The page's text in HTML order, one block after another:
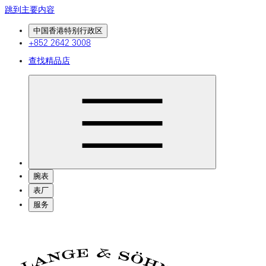
跳到主要内容
中国香港特别行政区
+852 2642 3008
查找精品店
腕表
表厂
服务